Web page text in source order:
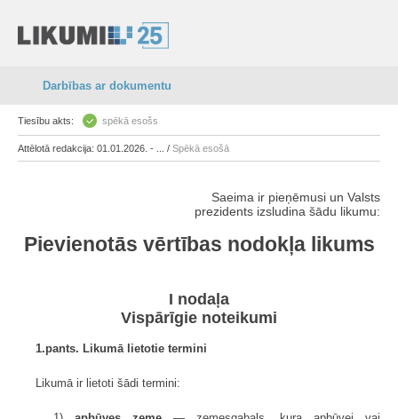
Darbības ar dokumentu
Tiesību akts: spēkā esošs
Attēlotā redakcija: 01.01.2026. - ... / Spēkā esošā
Saeima ir pieņēmusi un Valsts
prezidents izsludina šādu likumu:
Pievienotās vērtības nodokļa likums
I nodaļa
Vispārīgie noteikumi
1.pants. Likumā lietotie termini
Likumā ir lietoti šādi termini: